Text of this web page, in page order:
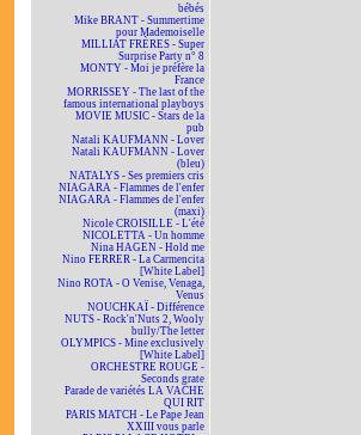
bébés
Mike BRANT - Summertime
pour Mademoiselle
MILLIAT FRÈRES - Super
Surprise Party n° 8
MONTY - Moi je préfère la
France
MORRISSEY - The last of the
famous international playboys
MOVIE MUSIC - Stars de la
pub
Natali KAUFMANN - Lover
Natali KAUFMANN - Lover
(bleu)
NATALYS - Ses premiers cris
NIAGARA - Flammes de l'enfer
NIAGARA - Flammes de l'enfer
(maxi)
Nicole CROISILLE - L'été
NICOLETTA - Un homme
Nina HAGEN - Hold me
Nino FERRER - La Carmencita
[White Label]
Nino ROTA - O Venise, Venaga,
Venus
NOUCHKAÏ - Différence
NUTS - Rock'n'Nuts 2, Wooly
bully/The letter
OLYMPICS - Mine exclusively
[White Label]
ORCHESTRE ROUGE -
Seconds grate
Parade de variétés LA VACHE
QUI RIT
PARIS MATCH - Le Pape Jean
XXIII vous parle